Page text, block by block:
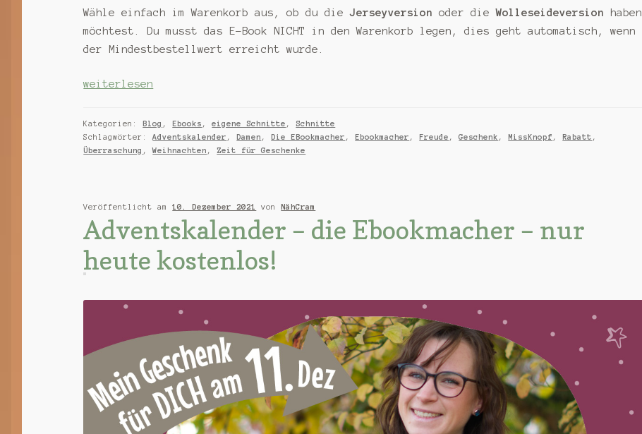
Wähle einfach im Warenkorb aus, ob du dieJerseyversion oder dieWolleseideversion haben
möchtest. Du musst das E-Book NICHT in den Warenkorb legen, dies geht automatisch, wenn
der Mindestbestellwert erreicht wurde.
Adventskalender-
am
13.12.24
weiterlesen
Kategorien: Blog , Ebooks ,eigene Schnitte ,Schnitte
Schlagwörter:Adventskalender , Damen , Die EBookmacher , Ebookmacher , Freude ,Geschenk , MissKnopf , Rabatt ,
Überraschung ,Weihnachten ,Zeit für Geschenke
Veröffentlicht am10. Dezember 2021 vonNähCram
Adventskalender – die Ebookmacher – nur
heute kostenlos!